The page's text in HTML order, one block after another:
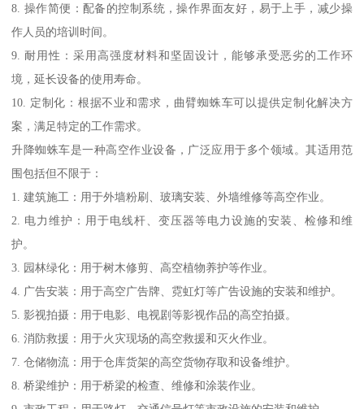
8. 操作简便：配备的控制系统，操作界面友好，易于上手，减少操
作人员的培训时间。
9. 耐用性：采用高强度材料和坚固设计，能够承受恶劣的工作环
境，延长设备的使用寿命。
10. 定制化：根据不业和需求，曲臂蜘蛛车可以提供定制化解决方
案，满足特定的工作需求。
升降蜘蛛车是一种高空作业设备，广泛应用于多个领域。其适用范
围包括但不限于：
1. 建筑施工：用于外墙粉刷、玻璃安装、外墙维修等高空作业。
2. 电力维护：用于电线杆、变压器等电力设施的安装、检修和维
护。
3. 园林绿化：用于树木修剪、高空植物养护等作业。
4. 广告安装：用于高空广告牌、霓虹灯等广告设施的安装和维护。
5. 影视拍摄：用于电影、电视剧等影视作品的高空拍摄。
6. 消防救援：用于火灾现场的高空救援和灭火作业。
7. 仓储物流：用于仓库货架的高空货物存取和设备维护。
8. 桥梁维护：用于桥梁的检查、维修和涂装作业。